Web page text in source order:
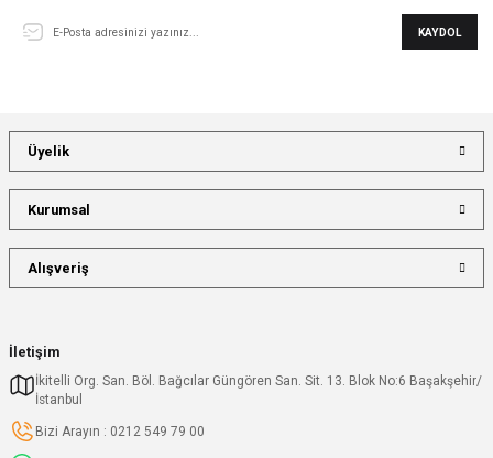
KAYDOL
İletişim
İkitelli Org. San. Böl. Bağcılar Güngören San. Sit. 13. Blok No:6 Başakşehir/
İstanbul
Bizi Arayın : 0212 549 79 00
Üyelik
Kurumsal
Alışveriş